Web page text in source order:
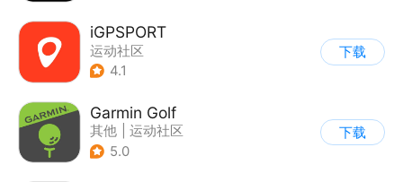
iGPSPORT
运动社区
4.1
下载
Garmin Golf
其他
运动社区
5.0
下载